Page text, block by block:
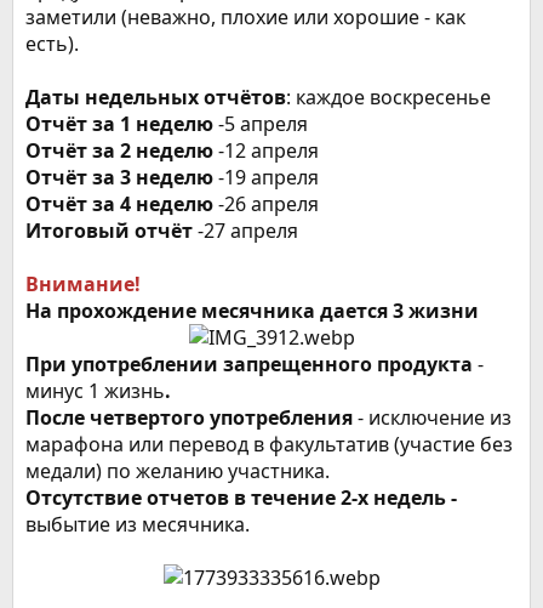
заметили (неважно, плохие или хорошие - как
есть).
Даты недельных отчётов: каждое воскресенье
Отчёт за 1 неделю-5 апреля
Отчёт за 2 неделю-12 апреля
Отчёт за 3 неделю-19 апреля
Отчёт за 4 неделю-26 апреля
Итоговый отчёт-27 апреля
Внимание!
На прохождение месячника дается 3 жизни
При употреблении запрещенного продукта -
минус 1 жизнь.
После четвертого употребления- исключение из
марафона или перевод в факультатив (участие без
медали) по желанию участника.
Отсутствие отчетов в течение 2-х недель -
выбытие из месячника.